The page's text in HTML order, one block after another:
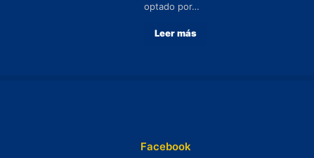
optado por…
Leer más
Facebook